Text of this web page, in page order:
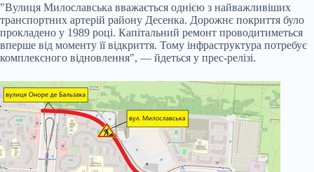
"Вулиця Милославська вважається однією з найважливіших
транспортних артерій району Десенка. Дорожнє покриття було
прокладено у 1989 році. Капітальний ремонт проводитиметься
вперше від моменту її відкриття. Тому інфраструктура потребує
комплексного відновлення", — йдеться у прес-релізі.